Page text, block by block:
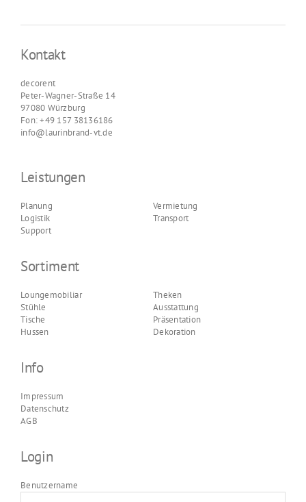
Kontakt
decorent
Peter-Wagner-Straße 14
97080 Würzburg
Fon: +49 157 38136186
info@laurinbrand-vt.de
Leistungen
Planung
Logistik
Support
Vermietung
Transport
Sortiment
Loungemobiliar
Stühle
Tische
Hussen
Theken
Ausstattung
Präsentation
Dekoration
Info
Impressum
Datenschutz
AGB
Login
Benutzername